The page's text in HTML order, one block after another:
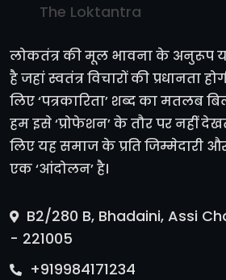
The Loktantra
लोकतंत्र की मूल भावना के अनुरूप
है जहां स्वतंत्र विचारों की प्रधानता
लिए ‘पत्रकारिता’ शब्द का मतलब
हम इसे ‘प्रोफेशन’ के तौर पर नहीं
लिए यह समाज के प्रति जिम्मेदारी
एक ‘आंदोलन’ है।
B2/280 B, Bhadaini, Assi
- 221005
+919984171234